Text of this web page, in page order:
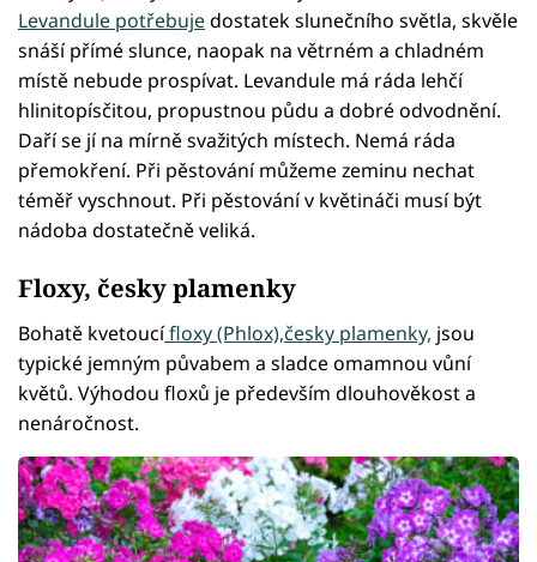
Levandule potřebujedostatek slunečního světla, skvěle
snáší přímé slunce, naopak na větrném a chladném
místě nebude prospívat. Levandule má ráda lehčí
hlinitopísčitou, propustnou půdu a dobré odvodnění.
Daří se jí na mírně svažitých místech. Nemá ráda
přemokření. Při pěstování můžeme zeminu nechat
téměř vyschnout. Při pěstování v květináči musí být
nádoba dostatečně veliká.
Floxy, česky plamenky
Bohatě kvetoucífloxy (Phlox),česky plamenky, jsou
typické jemným půvabem a sladce omamnou vůní
květů. Výhodou floxů je především dlouhověkost a
nenáročnost.